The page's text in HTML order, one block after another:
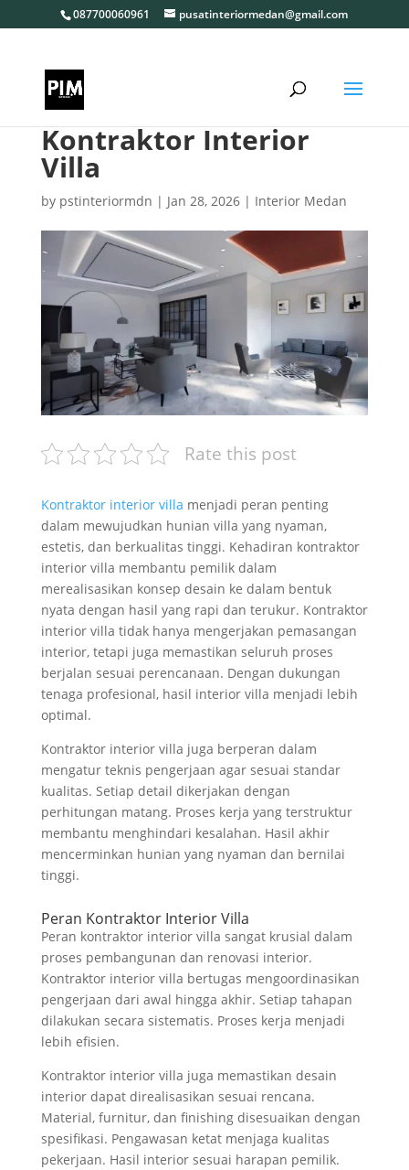
087700060961 pusatinteriormedan@gmail.com
Kontraktor Interior
Villa
by pstinteriormdn | Jan 28, 2026| Interior Medan
Rate this post
Kontraktor interior villa menjadi peran penting
dalam mewujudkan hunian villa yang nyaman,
estetis, dan berkualitas tinggi. Kehadiran kontraktor
interior villa membantu pemilik dalam
merealisasikan konsep desain ke dalam bentuk
nyata dengan hasil yang rapi dan terukur. Kontraktor
interior villa tidak hanya mengerjakan pemasangan
interior, tetapi juga memastikan seluruh proses
berjalan sesuai perencanaan. Dengan dukungan
tenaga profesional, hasil interior villa menjadi lebih
optimal.
Kontraktor interior villa juga berperan dalam
mengatur teknis pengerjaan agar sesuai standar
kualitas. Setiap detail dikerjakan dengan
perhitungan matang. Proses kerja yang terstruktur
membantu menghindari kesalahan. Hasil akhir
mencerminkan hunian yang nyaman dan bernilai
tinggi.
Peran Kontraktor Interior Villa
Peran kontraktor interior villa sangat krusial dalam
proses pembangunan dan renovasi interior.
Kontraktor interior villa bertugas mengoordinasikan
pengerjaan dari awal hingga akhir. Setiap tahapan
dilakukan secara sistematis. Proses kerja menjadi
lebih efisien.
Kontraktor interior villa juga memastikan desain
interior dapat direalisasikan sesuai rencana.
Material, furnitur, dan finishing disesuaikan dengan
spesifikasi. Pengawasan ketat menjaga kualitas
pekerjaan. Hasil interior sesuai harapan pemilik.